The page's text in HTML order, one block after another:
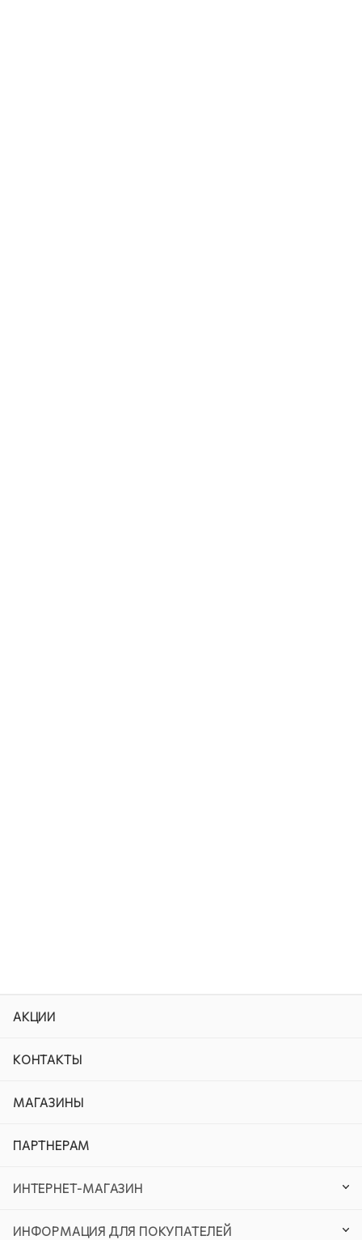
АКЦИИ
КОНТАКТЫ
МАГАЗИНЫ
ПАРТНЕРАМ
ИНТЕРНЕТ-МАГАЗИН
ИНФОРМАЦИЯ ДЛЯ ПОКУПАТЕЛЕЙ